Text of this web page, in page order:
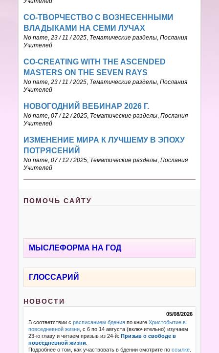
CО-ТВОРЧЕСТВО С ВОЗНЕСЕННЫМИ
ВЛАДЫКАМИ НА СЕМИ ЛУЧАХ
No name ,23 / 11 / 2025 Тематические разделы ,Послания
Учителей
CO-CREATING WITH THE ASCENDED
MASTERS ON THE SEVEN RAYS
No name ,23 / 11 / 2025 Тематические разделы ,Послания
Учителей
НОВОГОДНИЙ ВЕБИНАР 2026 Г.
No name ,07 / 12 / 2025 Тематические разделы ,Послания
Учителей
ИЗМЕНЕНИЕ МИРА К ЛУЧШЕМУ В ЭПОХУ
ПОТРЯСЕНИЙ
No name ,07 / 12 / 2025 Тематические разделы ,Послания
Учителей
ПОМОЧЬ САЙТУ
МЫСЛЕФОРМА НА ГОД
ГЛОССАРИЙ
НОВОСТИ
05/08/2026
В соответствии срасписанием бдения по книгеХристобытие в
повседневной жизни , с 6 по 14 августа (включительно) изучаем
23-ю главу и читаем призыв из 24-й:Призыв о свободе в
повседневной жизни
Подробнее о том, как участвовать в бдении смотрите поссылке